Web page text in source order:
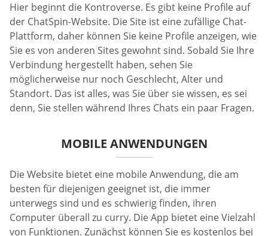
Hier beginnt die Kontroverse. Es gibt keine Profile auf
der ChatSpin-Website. Die Site ist eine zufällige Chat-
Plattform, daher können Sie keine Profile anzeigen, wie
Sie es von anderen Sites gewohnt sind. Sobald Sie Ihre
Verbindung hergestellt haben, sehen Sie
möglicherweise nur noch Geschlecht, Alter und
Standort. Das ist alles, was Sie über sie wissen, es sei
denn, Sie stellen während Ihres Chats ein paar Fragen.
MOBILE ANWENDUNGEN
Die Website bietet eine mobile Anwendung, die am
besten für diejenigen geeignet ist, die immer
unterwegs sind und es schwierig finden, ihren
Computer überall zu curry. Die App bietet eine Vielzahl
von Funktionen. Zunächst können Sie es kostenlos bei